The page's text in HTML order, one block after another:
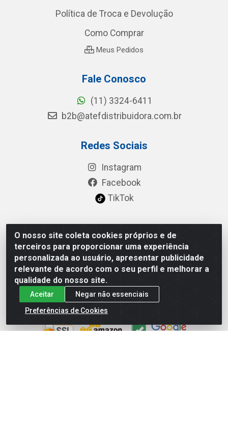
O nosso site coleta cookies próprios e de
terceiros para proporcionar uma experiência
personalizada ao usuário, apresentar publicidade
relevante de acordo com o seu perfil e melhorar a
qualidade do nosso site.
Aceitar
Negar não essenciais
Preferências de Cookies
Política de Troca e Devolução
Como Comprar
Meus Pedidos
Fale Conosco
(11) 3324-6411
b2b@atefdistribuidora.com.br
Redes Sociais
Instagram
Facebook
TikTok
Baixe já nosso APP
Site Seguro